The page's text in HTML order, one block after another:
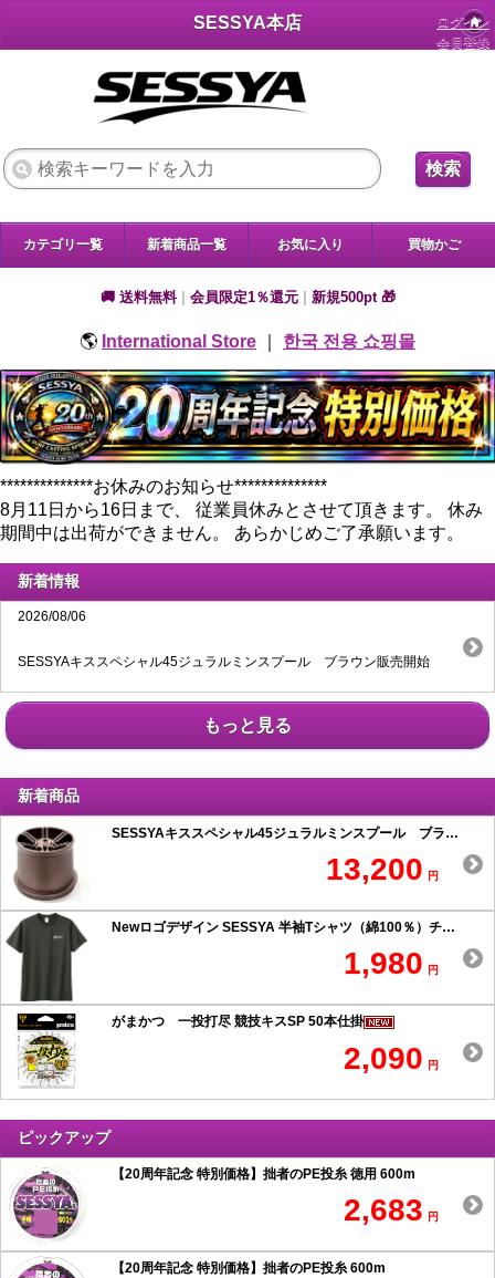
SESSYA本店
ログイン
会員登録
検索
カテゴリ一覧 新着商品一覧 お気に入り 買物かご
🚚 送料無料 会員限定1％還元 新規500pt 🎁
🌎 International Store 한국 전용 쇼핑몰
**************お休みのお知らせ**************
8月11日から16日まで、 従業員休みとさせて頂きます。 休み
期間中は出荷ができません。 あらかじめご了承願います。
新着情報
2026/08/06
SESSYAキススペシャル45ジュラルミンスプール ブラウン販売開始
もっと見る
新着商品
SESSYAキススペシャル45ジュラルミンスプール ブラウン
13,200 円
Newロゴデザイン SESSYA 半袖Tシャツ（綿100％）チャコール
1,980 円
がまかつ 一投打尽 競技キスSP 50本仕掛
2,090 円
ピックアップ
【20周年記念 特別価格】拙者のPE投糸 徳用 600m
2,683 円
【20周年記念 特別価格】拙者のPE投糸 600m